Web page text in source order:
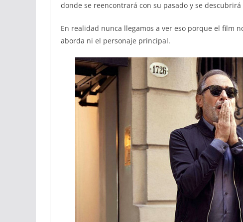
donde se reencontrará con su pasado y se
En realidad nunca llegamos a ver eso porque el film
aborda ni el personaje principal.